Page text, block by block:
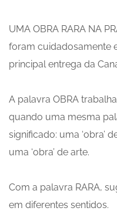
UMA OBRA RARA NA
foram cuidadosamente
principal entrega da
A palavra OBRA
quando uma mesma
significado: uma ‘obra’
uma ‘obra’ de arte.
Com a palavra RARA,
em diferentes sentidos.